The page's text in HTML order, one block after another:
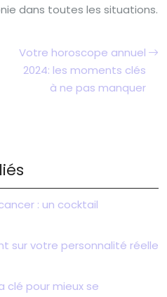
dans toutes les situations.
Votre horoscope annuel
2024: les moments clés
à ne pas manquer
: un cocktail
sur votre personnalité réelle
clé pour mieux se